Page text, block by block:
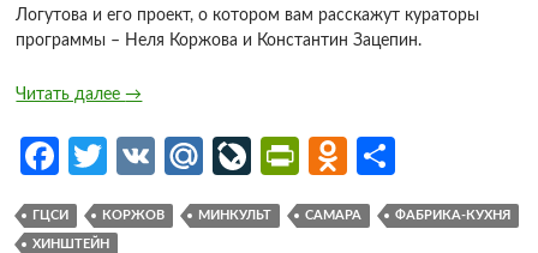
Логутова и его проект, о котором вам расскажут кураторы
программы – Неля Коржова и Константин Зацепин.
Читать далее→
Fa
ce
b
T
w
itt
V
K
M
ail
.R
Li
v
eJ
Pr
in
tF
O
d
n
т
п
ГЦСИ КОРЖОВ МИНКУЛЬТ САМАРА ФАБРИКА-КУХНЯ
ХИНШТЕЙН